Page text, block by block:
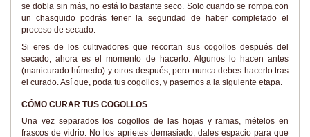
se dobla sin más, no está lo bastante seco. Solo cuando se rompa con
un chasquido podrás tener la seguridad de haber completado el
proceso de secado.
Si eres de los cultivadores que recortan sus cogollos después del
secado, ahora es el momento de hacerlo. Algunos lo hacen antes
(manicurado húmedo) y otros después, pero nunca debes hacerlo tras
el curado. Así que, poda tus cogollos, y pasemos a la siguiente etapa.
CÓMO CURAR TUS COGOLLOS
Una vez separados los cogollos de las hojas y ramas, mételos en
frascos de vidrio. No los aprietes demasiado, dales espacio para que